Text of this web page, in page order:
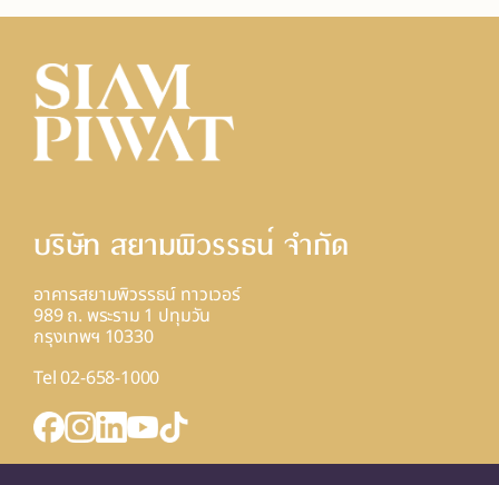
บริษัท สยามพิวรรธน์ จํากัด
อาคารสยามพิวรรธน์ ทาวเวอร์
989 ถ. พระราม 1 ปทุมวัน
กรุงเทพฯ 10330
Tel 02-658-1000